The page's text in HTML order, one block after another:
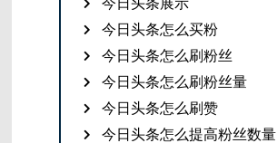
今日头条展示
今日头条怎么买粉
今日头条怎么刷粉丝
今日头条怎么刷粉丝量
今日头条怎么刷赞
今日头条怎么提高粉丝数量